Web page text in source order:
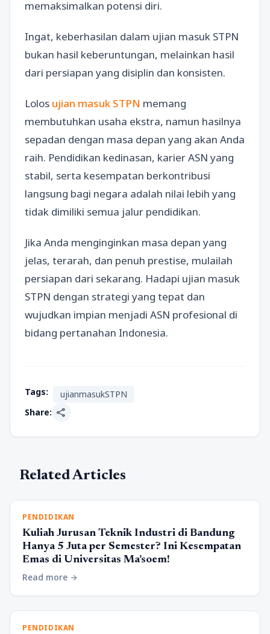
memaksimalkan potensi diri.
Ingat, keberhasilan dalam ujian masuk STPN
bukan hasil keberuntungan, melainkan hasil
dari persiapan yang disiplin dan konsisten.
Lolos ujian masuk STPN memang
membutuhkan usaha ekstra, namun hasilnya
sepadan dengan masa depan yang akan Anda
raih. Pendidikan kedinasan, karier ASN yang
stabil, serta kesempatan berkontribusi
langsung bagi negara adalah nilai lebih yang
tidak dimiliki semua jalur pendidikan.
Jika Anda menginginkan masa depan yang
jelas, terarah, dan penuh prestise, mulailah
persiapan dari sekarang. Hadapi ujian masuk
STPN dengan strategi yang tepat dan
wujudkan impian menjadi ASN profesional di
bidang pertanahan Indonesia.
Tags:
ujianmasukSTPN
Share: share
Related Articles
PENDIDIKAN
Kuliah Jurusan Teknik Industri di Bandung
Hanya 5 Juta per Semester? Ini Kesempatan
Emas di Universitas Ma’soem!
Read more arrow_forward
PENDIDIKAN